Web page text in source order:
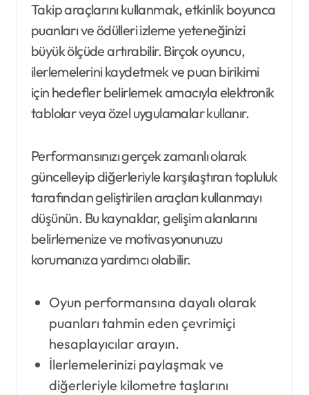
Takip araçlarını kullanmak, etkinlik boyunca
puanları ve ödülleri izleme yeteneğinizi
büyük ölçüde artırabilir. Birçok oyuncu,
ilerlemelerini kaydetmek ve puan birikimi
için hedefler belirlemek amacıyla elektronik
tablolar veya özel uygulamalar kullanır.
Performansınızı gerçek zamanlı olarak
güncelleyip diğerleriyle karşılaştıran topluluk
tarafından geliştirilen araçları kullanmayı
düşünün. Bu kaynaklar, gelişim alanlarını
belirlemenize ve motivasyonunuzu
korumanıza yardımcı olabilir.
Oyun performansına dayalı olarak
puanları tahmin eden çevrimiçi
hesaplayıcılar arayın.
İlerlemelerinizi paylaşmak ve
diğerleriyle kilometre taşlarını